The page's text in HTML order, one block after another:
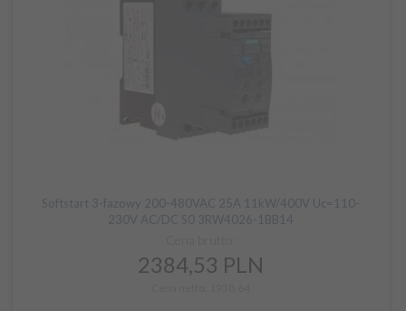
Softstart 3-fazowy 200-480VAC 25A 11kW/400V Uc=110-
230V AC/DC S0 3RW4026-1BB14
2384,53 PLN